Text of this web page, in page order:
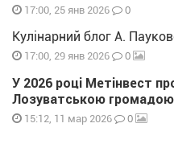
17:00, 25 янв 2026 0
Кулінарний блог А.
17:00, 29 янв 2026 0
У 2026 році Метінвест
Лозуватською громадою
15:12, 11 мар 2026 0